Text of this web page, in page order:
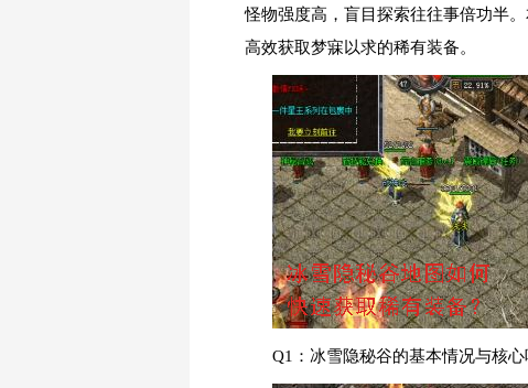
怪物强度高，盲目探索往往事倍功半
高效获取梦寐以求的稀有装备。
Q1：冰雪隐秘谷的基本情况与核心